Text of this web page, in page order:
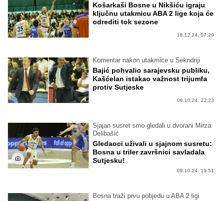
Košarkaši Bosne u Nikšiću igraju
ključnu utakmicu ABA 2 lige koja će
odrediti tok sezone
18.12.24. 07:29
Komentar nakon utakmice u Sekndriji
Bajić pohvalio sarajevsku publiku,
Kašćelan istakao važnost trijumfa
protiv Sutjeske
09.10.24. 22:23
Sjajan susret smo gledali u dvorani Mirza
Delibašić
Gledaoci uživali u sjajnom susretu:
Bosna u triler završnici savladala
Sutjesku!
09.10.24. 19:51
Bosna traži prvu pobjedu u ABA 2 ligi